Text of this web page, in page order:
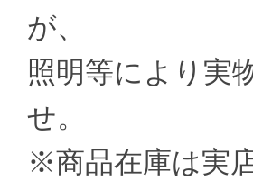
が、
照明等により実
せ。
※商品在庫は実